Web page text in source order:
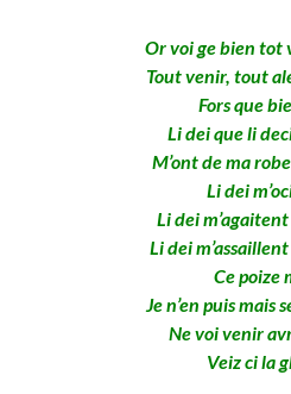
Or voi ge bien tot
Tout venir, tout
Fors que
Li dei que li
M’ont de ma
Li dei
Li dei
Li dei
Ce poize
Je n’en puis mais
Ne voi venir
Veiz ci la